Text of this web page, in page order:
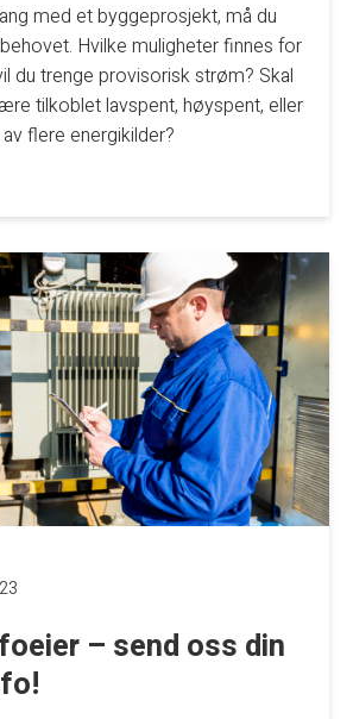
med et byggeprosjekt, må du
Hvilke muligheter finnes for
du trenge provisorisk strøm? Skal
tilkoblet lavspent, høyspent, eller
flere energikilder?
– send oss din